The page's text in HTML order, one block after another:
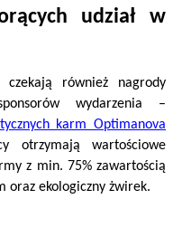
udział w
również nagrody
wydarzenia –
karm Optimanova
otrzymają wartościowe
z min. 75% zawartością
oraz ekologiczny żwirek.